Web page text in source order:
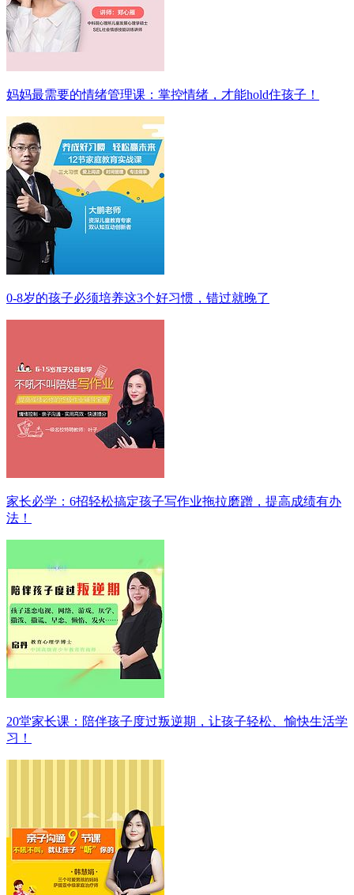
妈妈最需要的情绪管理课：掌控情绪，才能hold住孩子！
0-8岁的孩子必须培养这3个好习惯，错过就晚了
家长必学：6招轻松搞定孩子写作业拖拉磨蹭，提高成绩有办
法！
20堂家长课：陪伴孩子度过叛逆期，让孩子轻松、愉快生活学
习！